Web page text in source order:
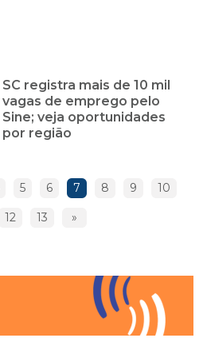
SC registra mais de 10 mil
vagas de emprego pelo
Sine; veja oportunidades
por região
5 6 7 8 9 10
12 13 »